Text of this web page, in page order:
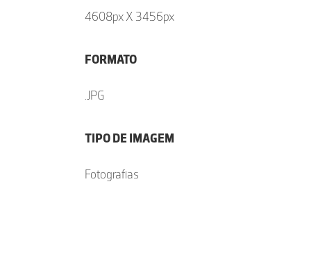
4608px X 3456px
FORMATO
.JPG
TIPO DE IMAGEM
Fotografias